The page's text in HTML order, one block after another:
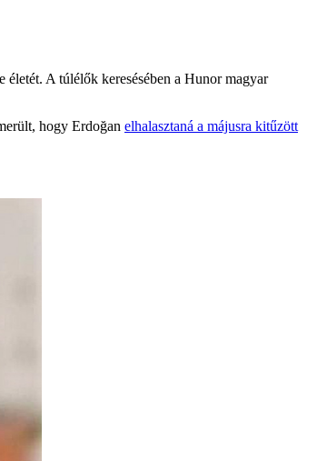
A túlélők keresésében a Hunor magyar
hogy Erdoğan elhalasztaná a májusra kitűzött